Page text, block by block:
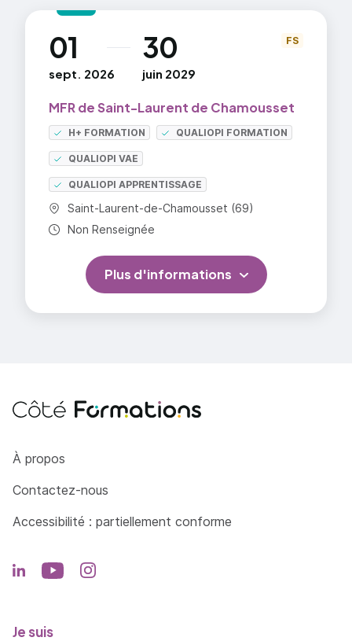
et désinfection des locaux.
Module d'adaptation professionnelle.
Sous statut scolaire, l'élève est en stage pendant
22 semaines réparties sur les 3 ans du bac pro.
=> En savoir plus
01
sept. 2026
au 30
juin 2029
MFR de Saint-Laurent de Chamousset
H+ FORMATION QUALIOPI FORMATION
QUALIOPI VAE
QUALIOPI APPRENTISSAGE
Commune :
Saint-Laurent-de-Chamousset (69)
Durée totale :
Non Renseignée
FS
Plus d'informations
Côté Formations
À propos
Contactez-nous
Accessibilité : partiellement conforme
Je suis